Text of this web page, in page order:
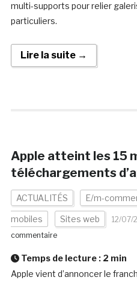
multi-supports pour relier
particuliers.
Lire la suite →
Apple atteint les 15
téléchargements
ACTUALITÉS E/m-
mobiles Sites web 12/07/
commentaire
Temps de lecture : 2 min
Apple vient d’annoncer le